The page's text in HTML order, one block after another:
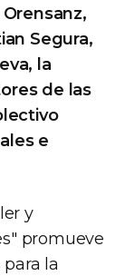
Segura,
la
de las
e
y
promueve
la